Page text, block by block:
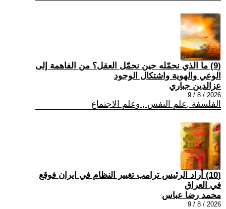
(9) ما الذي نحمّله حين نحمّل العقل؟ من الفاهمة إلى
الوعي والهوية واشتكال الوجود
عزالدين جباري
2026 / 8 / 9
الفلسفة ,علم النفس , وعلم الاجتماع
(10) أراد الرئيس ترامب تغيير النظام في ايران فوقع
في العراق
محمد رضا عباس
2026 / 8 / 9